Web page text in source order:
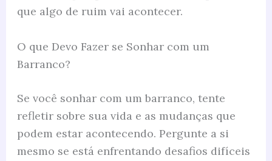
que algo de ruim vai acontecer.
O que Devo Fazer se Sonhar com um
Barranco?
Se você sonhar com um barranco, tente
refletir sobre sua vida e as mudanças que
podem estar acontecendo. Pergunte a si
mesmo se está enfrentando desafios difíceis